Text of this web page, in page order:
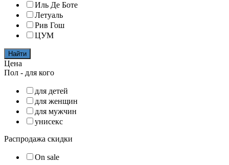
Иль Де Боте
Летуаль
Рив Гош
ЦУМ
Найти
Цена
Пол - для кого
для детей
для женщин
для мужчин
унисекс
Распродажа скидки
On sale